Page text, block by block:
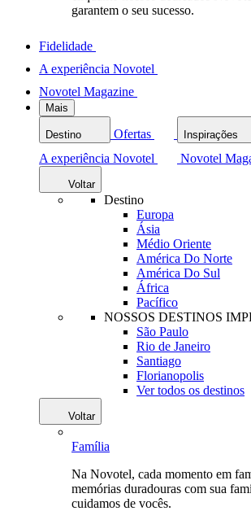
garantem o seu sucesso.
Fidelidade
A experiência Novotel
Novotel Magazine
Mais
Destino Ofertas Inspirações
A experiência Novotel
Novotel
Voltar
Destino
Europa
Ásia
Médio Oriente
América Do Norte
América Do Sul
África
Pacífico
NOSSOS DESTINOS
São Paulo
Rio de Janeiro
Santiago
Florianopolis
Ver todos os destinos
Voltar
Família
Na Novotel, cada momento em
memórias duradouras com sua
cuidamos de vocês.